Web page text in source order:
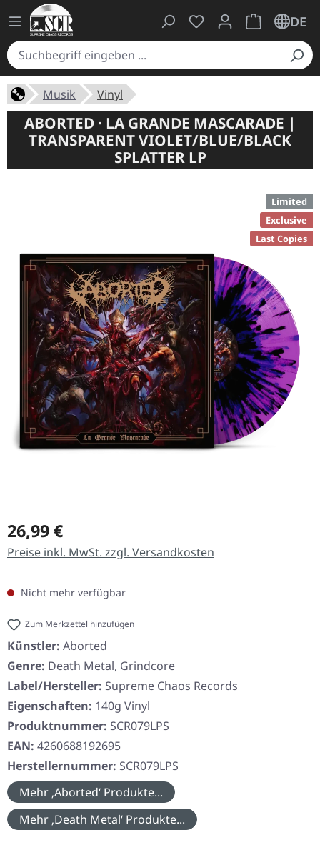
Du hast 0 Produkte
Warenkorb
DE
Musik Vinyl
ABORTED · LA GRANDE MASCARADE |
TRANSPARENT VIOLET/BLUE/BLACK
SPLATTER LP
Limited
Exclusive
Last Copies
Regulärer Preis:
26,99 €
Preise inkl. MwSt. zzgl. Versandkosten
Nicht mehr verfügbar
Zum Merkzettel hinzufügen
Künstler: Aborted
Genre: Death Metal, Grindcore
Label/Hersteller: Supreme Chaos Records
Eigenschaften: 140g Vinyl
Produktnummer: SCR079LPS
EAN: 4260688192695
Herstellernummer: SCR079LPS
Mehr ‚Aborted‘ Produkte...
Mehr ‚Death Metal‘ Produkte...